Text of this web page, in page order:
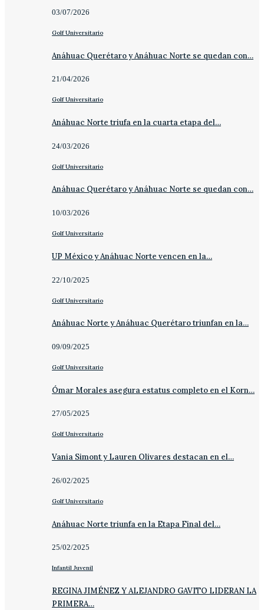
03/07/2026
Golf Universitario
Anáhuac Querétaro y Anáhuac Norte se quedan con…
21/04/2026
Golf Universitario
Anáhuac Norte triufa en la cuarta etapa del…
24/03/2026
Golf Universitario
Anáhuac Querétaro y Anáhuac Norte se quedan con…
10/03/2026
Golf Universitario
UP México y Anáhuac Norte vencen en la…
22/10/2025
Golf Universitario
Anáhuac Norte y Anáhuac Querétaro triunfan en la…
09/09/2025
Golf Universitario
Ómar Morales asegura estatus completo en el Korn…
27/05/2025
Golf Universitario
Vania Simont y Lauren Olivares destacan en el…
26/02/2025
Golf Universitario
Anáhuac Norte triunfa en la Etapa Final del…
25/02/2025
Infantil Juvenil
REGINA JIMÉNEZ Y ALEJANDRO GAVITO LIDERAN LA
PRIMERA…